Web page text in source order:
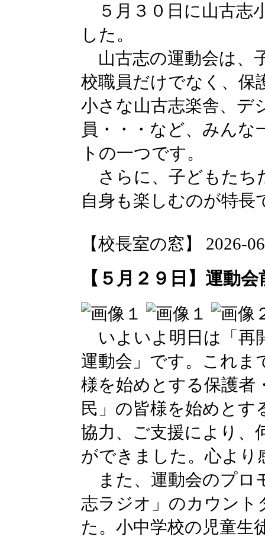
５月３０日に山古志
した。
山古志の運動会は、
校職員だけでなく、保
小さな山古志楽舎、デ
員・・・など、みん
トの一つです。
さらに、子どもたち
自身も楽しむのが特長
【校長室の窓】 2026-
【５月２９日】運動
いよいよ明日は「再
運動会」です。これま
様を始めとする保護者
民」の皆様を始めとす
協力、ご支援により、
ができました。心より
また、運動会のプロ
志ラジオ」のカウン
た。小中学校の児童生